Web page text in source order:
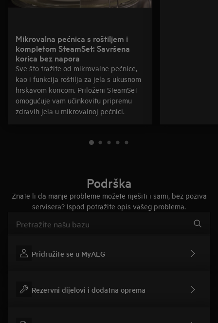
Mikrovalna pećnica s roštiljem i
kompletom SteamSet: Savršena
korica bez napora
Sve što tražite od mikrovalne pećnice,
kao i funkcija roštilja za jela s ukusnom
hrskavom koricom. Priloženi SteamSet
omogućuje vam učinkovitu pripremu
zdravih jela u mikrovalnoj pećnici.
Podrška
Znate li da manje probleme možete riješiti i sami, bez poziva
servisera? Ispod potražite opis vašeg problema.
Pridružite se u MyAEG
Rezervni dijelovi i dodatna oprema